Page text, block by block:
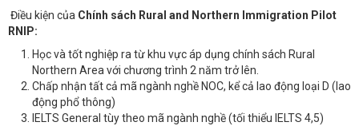
Điều kiện của Chính sách Rural and Northern Immigration Pilot
RNIP:
Học và tốt nghiệp ra từ khu vực áp dụng chính sách Rural
Northern Area với chương trình 2 năm trở lên.
Chấp nhận tất cả mã ngành nghề NOC, kể cả lao động loại D (lao
động phổ thông)
IELTS General tùy theo mã ngành nghề (tối thiểu IELTS 4,5)